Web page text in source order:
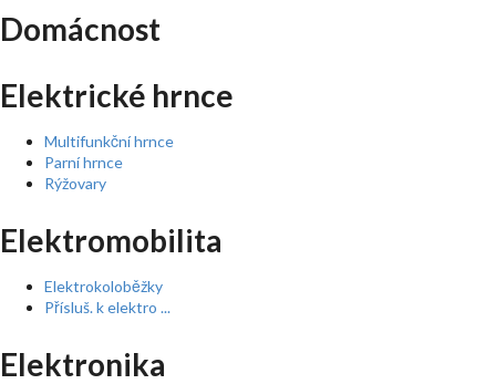
Domácnost
Elektrické hrnce
Multifunkční hrnce
Parní hrnce
Rýžovary
Elektromobilita
Elektrokoloběžky
Přísluš. k elektro ...
Elektronika